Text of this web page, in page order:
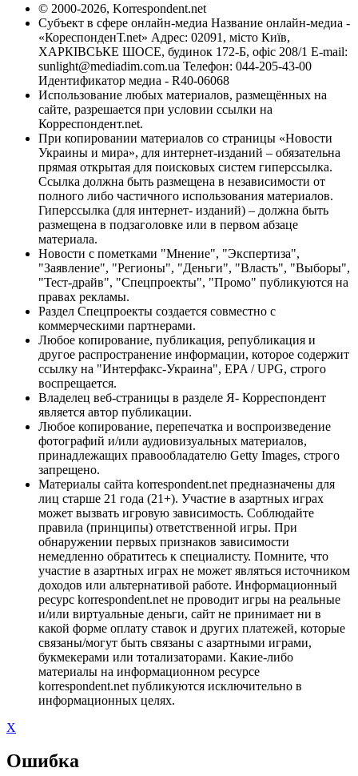
© 2000-2026, Korrespondent.net
Субъект в сфере онлайн-медиа Название онлайн-медиа -
«КореспонденТ.net» Адрес: 02091, місто Київ,
ХАРКІВСЬКЕ ШОСЕ, будинок 172-Б, офіс 208/1 E-mail:
sunlight@mediadim.com.ua Телефон: 044-205-43-00
Идентификатор медиа - R40-06068
Использование любых материалов, размещённых на
сайте, разрешается при условии ссылки на
Корреспондент.net.
При копировании материалов со страницы «Новости
Украины и мира», для интернет-изданий – обязательна
прямая открытая для поисковых систем гиперссылка.
Ссылка должна быть размещена в независимости от
полного либо частичного использования материалов.
Гиперссылка (для интернет- изданий) – должна быть
размещена в подзаголовке или в первом абзаце
материала.
Новости с пометками "Мнение", "Экспертиза",
"Заявление", "Регионы", "Деньги", "Власть", "Выборы",
"Тест-драйв", "Спецпроекты", "Промо" публикуются на
правах рекламы.
Раздел Спецпроекты создается совместно с
коммерческими партнерами.
Любое копирование, публикация, републикация и
другое распространение информации, которое содержит
ссылку на "Интерфакс-Украина", EPA / UPG, строго
воспрещается.
Владелец веб-страницы в разделе Я- Корреспондент
является автор публикации.
Любое копирование, перепечатка и воспроизведение
фотографий и/или аудиовизуальных материалов,
принадлежащих правообладателю Getty Images, строго
запрещено.
Материалы сайта korrespondent.net предназначены для
лиц старше 21 года (21+). Участие в азартных играх
может вызвать игровую зависимость. Соблюдайте
правила (принципы) ответственной игры. При
обнаружении первых признаков зависимости
немедленно обратитесь к специалисту. Помните, что
участие в азартных играх не может являться источником
доходов или альтернативой работе. Информационный
ресурс korrespondent.net не проводит игры на реальные
и/или виртуальные деньги, сайт не принимает ни в
какой форме оплату ставок и других платежей, которые
связаны/могут быть связаны с азартными играми,
букмекерами или тотализаторами. Какие-либо
материалы на информационном ресурсе
korrespondent.net публикуются исключительно в
информационных целях.
X
Ошибка